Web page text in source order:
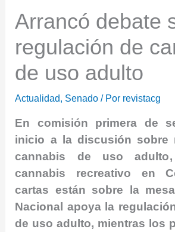
Arrancó debate
regulación de
de uso adulto
Actualidad, Senado / Por revistacg
En comisión primera de
inicio a la discusión sobre
cannabis de uso
cannabis recreativo en
cartas están sobre la
Nacional apoya la
de uso adulto, mientras los